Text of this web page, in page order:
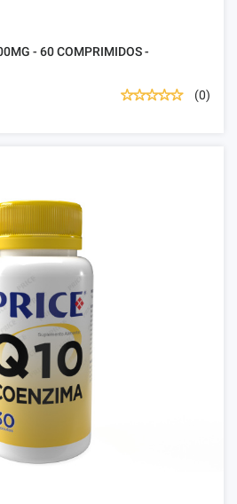
- 60 COMPRIMIDOS -
(0)